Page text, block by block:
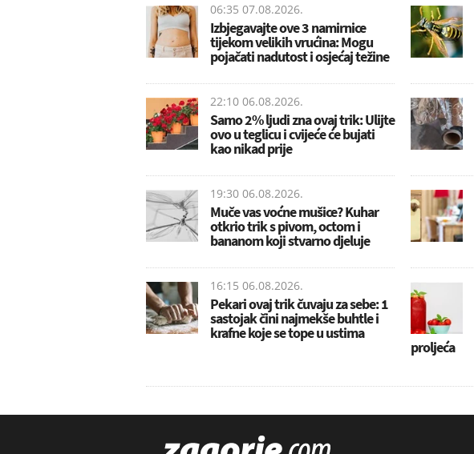
06:35 07.08.2026.
Izbjegavajte ove 3 namirnice
tijekom velikih vrućina: Mogu
pojačati nadutost i osjećaj težine
22:10 06.08.2026.
Samo 2% ljudi zna ovaj trik: Ulijte
ovo u teglicu i cvijeće će bujati
kao nikad prije
19:30 06.08.2026.
Muče vas voćne mušice? Kuhar
otkrio trik s pivom, octom i
bananom koji stvarno djeluje
16:15 06.08.2026.
Pekari ovaj trik čuvaju za sebe: 1
sastojak čini najmekše buhtle i
krafne koje se tope u ustima
proljeća